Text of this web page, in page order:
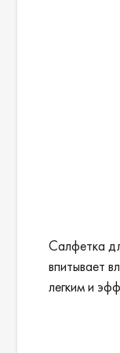
Салфетка
впитывает
легким и